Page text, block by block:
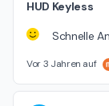
HUD Keyless
Schnelle
Vor 3 Jahren auf